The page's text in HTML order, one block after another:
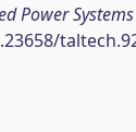
Power Systems